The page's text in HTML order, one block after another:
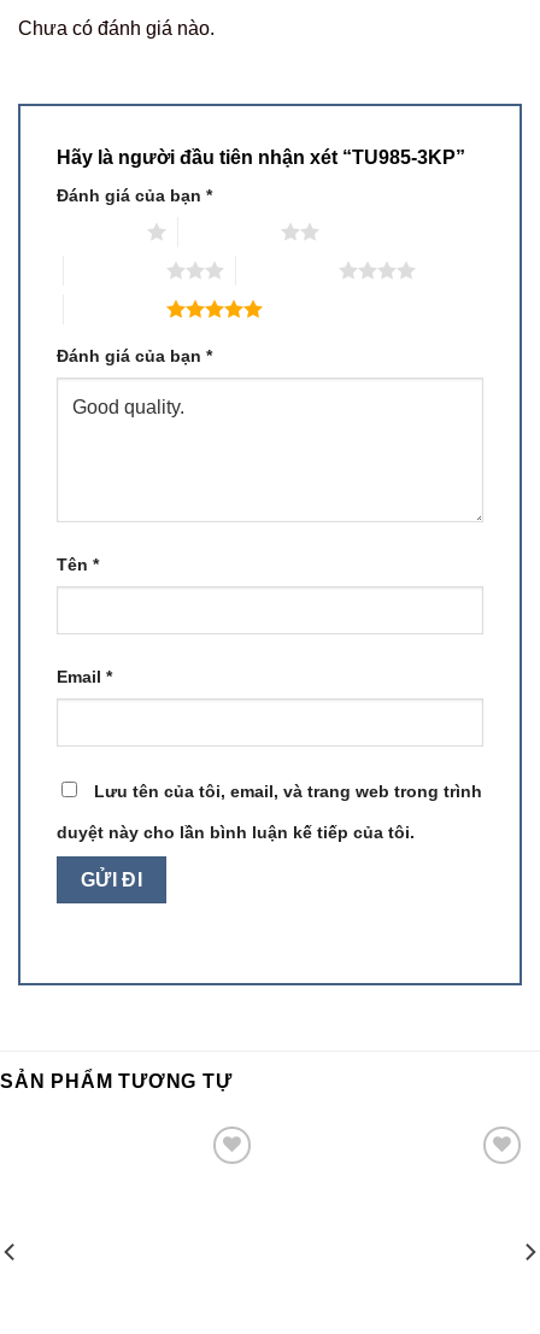
Chưa có đánh giá nào.
Hãy là người đầu tiên nhận xét “TU985-3KP”
Đánh giá của bạn *
Đánh giá của bạn *
Tên *
Email *
Lưu tên của tôi, email, và trang web trong trình
duyệt này cho lần bình luận kế tiếp của tôi.
SẢN PHẨM TƯƠNG TỰ